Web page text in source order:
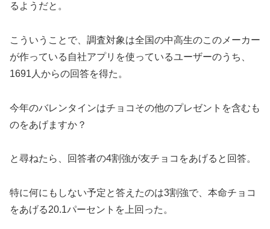
るようだと。
こういうことで、調査対象は全国の中高生のこのメーカー
が作っている自社アプリを使っているユーザーのうち、
1691人からの回答を得た。
今年のバレンタインはチョコその他のプレゼントを含むも
のをあげますか？
と尋ねたら、回答者の4割強が友チョコをあげると回答。
特に何にもしない予定と答えたのは3割強で、本命チョコ
をあげる20.1パーセントを上回った。